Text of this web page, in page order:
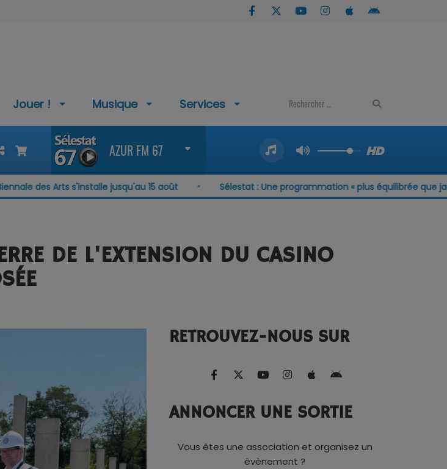
Jouer ! Musique Services
AZUR FM 67
Arts s'installe jusqu'au 15 août Sélestat : Une programmation « plus équilibrée que jamais »
DE L'EXTENSION DU CASINO
RETROUVEZ-NOUS SUR
ANNONCER UNE SORTIE
Vous êtes une association et organisez un
évènement ?